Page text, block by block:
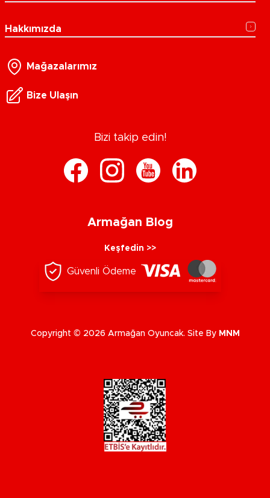
Hakkımızda
Mağazalarımız
Bize Ulaşın
Bizi takip edin!
Armağan Blog
Keşfedin >>
Güvenli Ödeme
Copyright © 2026 Armağan Oyuncak. Site By MNM